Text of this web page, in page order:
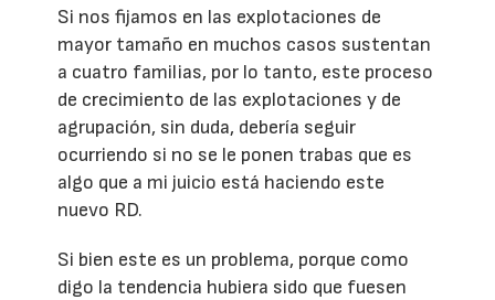
Si nos fijamos en las explotaciones de
mayor tamaño en muchos casos sustentan
a cuatro familias, por lo tanto, este proceso
de crecimiento de las explotaciones y de
agrupación, sin duda, debería seguir
ocurriendo si no se le ponen trabas que es
algo que a mi juicio está haciendo este
nuevo RD.
Si bien este es un problema, porque como
digo la tendencia hubiera sido que fuesen